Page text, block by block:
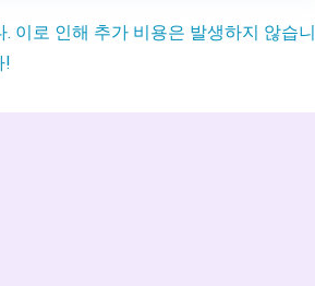
이로 인해 추가 비용은 발생하지 않습니
!